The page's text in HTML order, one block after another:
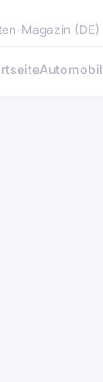
Magazin (DE)
Automobil